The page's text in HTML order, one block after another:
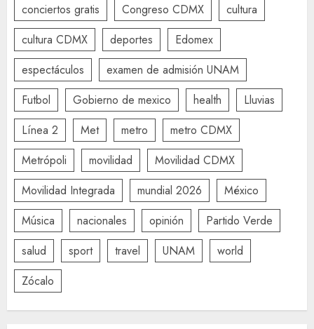
conciertos gratis
Congreso CDMX
cultura
cultura CDMX
deportes
Edomex
espectáculos
examen de admisión UNAM
Futbol
Gobierno de mexico health
Lluvias
Línea 2
Met metro
metro CDMX
Metrópoli
movilidad
Movilidad CDMX
Movilidad Integrada
mundial 2026
México
Música
nacionales opinión
Partido Verde
salud
sport travel UNAM
world
Zócalo